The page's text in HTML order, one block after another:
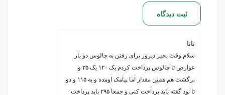
ثبت دیدگاه
نانا
سلام وقت بخیر دیروز برای رفتن به چالوس دو بار
عوارض تا چالوس پرداخت کردم یک ۱۲۰ یک ۳۵ و
برگشت هم همین مقدار اما پیامک اومده و یه ۱۱۵ و دو
تا نود گفته باید برداخت کنی و جمعا ۲۹۵ باید پرداخت